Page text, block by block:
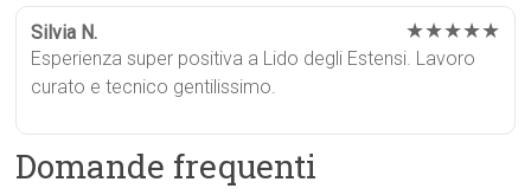
Silvia N. ★★★★★
Esperienza super positiva a Lido degli Estensi. Lavoro
curato e tecnico gentilissimo.
Domande frequenti